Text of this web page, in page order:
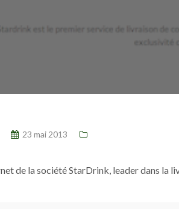
23 mai 2013
de la société StarDrink, leader dans la